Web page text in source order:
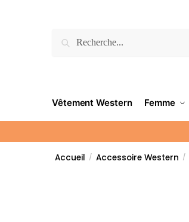
Vêtement Western Femme
Accueil / Accessoire Western /